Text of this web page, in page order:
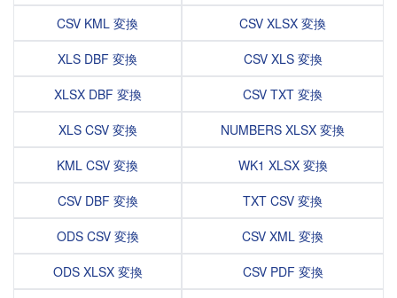
CSV KML 変換
XLS DBF 変換
XLSX DBF 変換
XLS CSV 変換
KML CSV 変換
CSV DBF 変換
ODS CSV 変換
ODS XLSX 変換
CSV XLSX 変換
CSV XLS 変換
CSV TXT 変換
NUMBERS XLSX 変換
WK1 XLSX 変換
TXT CSV 変換
CSV XML 変換
CSV PDF 変換